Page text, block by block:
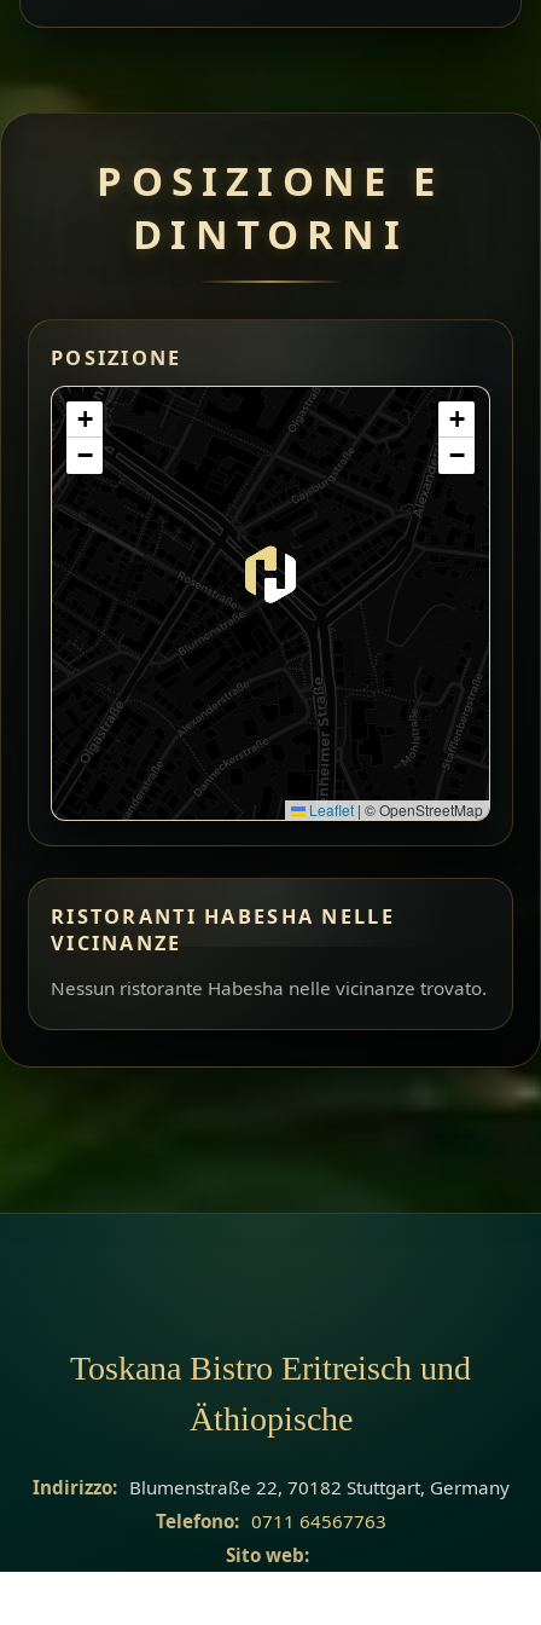
POSIZIONE E
DINTORNI
POSIZIONE
+
−
+
−
Leaflet | © OpenStreetMap
RISTORANTI HABESHA NELLE
VICINANZE
Nessun ristorante Habesha nelle vicinanze trovato.
Toskana Bistro Eritreisch und
Äthiopische
Indirizzo: Blumenstraße 22, 70182 Stuttgart, Germany
Telefono: 0711 64567763
Sito web: